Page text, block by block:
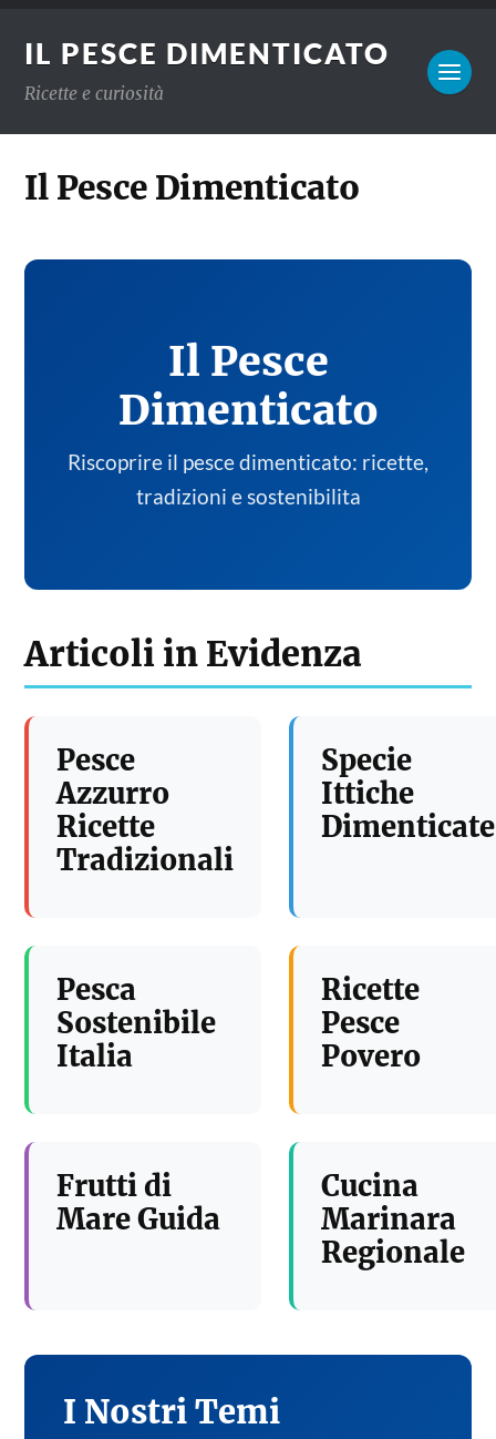
IL PESCE DIMENTICATO
Ricette e curiosità
Il Pesce Dimenticato
Il Pesce
Dimenticato
Riscoprire il pesce dimenticato: ricette,
tradizioni e sostenibilita
Articoli in Evidenza
Pesce
Azzurro
Ricette
Tradizionali
Specie
Ittiche
Dimenticate
Pesca
Sostenibile
Italia
Ricette
Pesce
Povero
Frutti di
Mare Guida
Cucina
Marinara
Regionale
I Nostri Temi